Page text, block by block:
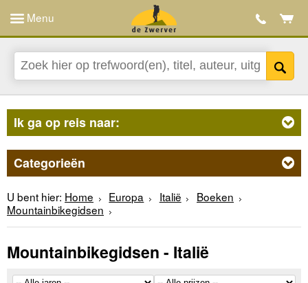
Menu
Ik ga op reis naar:
Categorieën
U bent hier: Home Europa Italië
Boeken
Mountainbikegidsen
Mountainbikegidsen - Italië